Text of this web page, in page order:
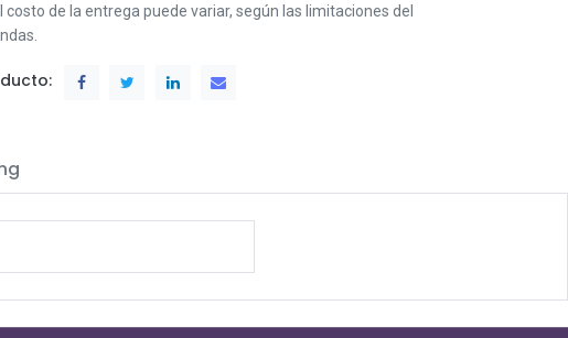
costo de la entrega puede variar, según las limitaciones del